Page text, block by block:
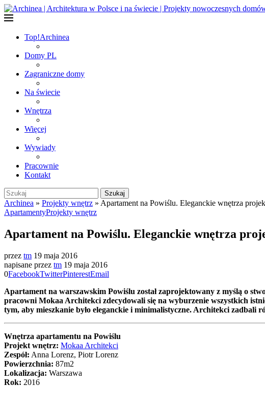
Top!Archinea
Domy PL
Zagraniczne domy
Na świecie
Wnętrza
Więcej
Wywiady
Pracownie
Kontakt
Szukaj
Archinea » Projekty wnętrz » Apartament na Powiślu. Eleganckie wnętrza
ApartamentyProjekty wnętrz
Apartament na Powiślu. Eleganckie wnętrza
przez tm 19 maja 2016
napisane przez tm 19 maja 2016
0FacebookTwitterPinterestEmail
Apartament na warszawskim Powiślu został zaprojektowany z myślą o
pracowni Mokaa Architekci zdecydowali się na wyburzenie wszystkich
tym, aby mieszkanie było eleganckie i minimalistyczne. Architekci zadbali
Wnętrza apartamentu na Powiślu
Projekt wnętrz: Mokaa Architekci
Zespół: Anna Lorenz, Piotr Lorenz
Powierzchnia: 87m2
Lokalizacja: Warszawa
Rok: 2016